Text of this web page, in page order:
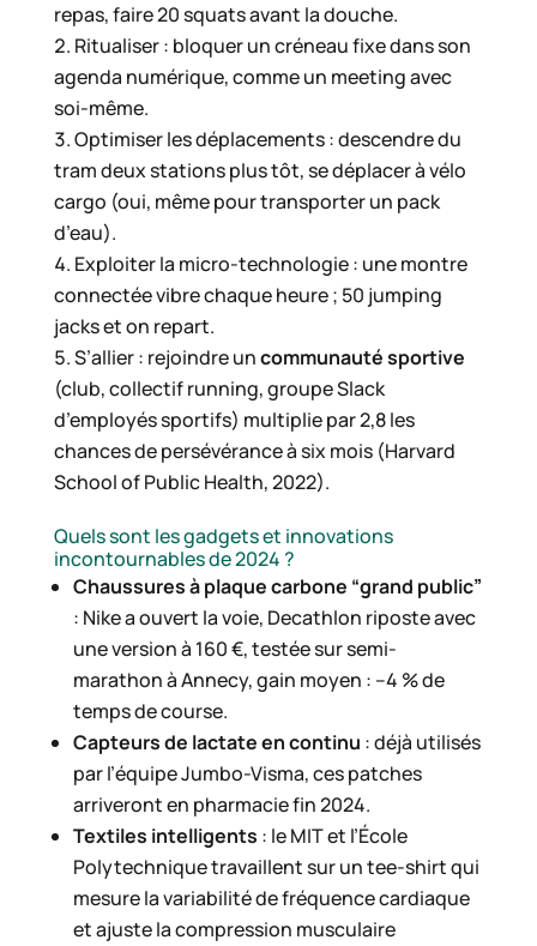
repas, faire 20 squats avant la douche.
Ritualiser : bloquer un créneau fixe dans son
agenda numérique, comme un meeting avec
soi-même.
Optimiser les déplacements : descendre du
tram deux stations plus tôt, se déplacer à vélo
cargo (oui, même pour transporter un pack
d’eau).
Exploiter la micro-technologie : une montre
connectée vibre chaque heure ; 50 jumping
jacks et on repart.
S’allier : rejoindre uncommunauté sportive
(club, collectif running, groupe Slack
d’employés sportifs) multiplie par 2,8 les
chances de persévérance à six mois (Harvard
School of Public Health, 2022).
Quels sont les gadgets et innovations
incontournables de 2024 ?
Chaussures à plaque carbone “grand public”
: Nike a ouvert la voie, Decathlon riposte avec
une version à 160 €, testée sur semi-
marathon à Annecy, gain moyen : –4 % de
temps de course.
Capteurs de lactate en continu : déjà utilisés
par l’équipe Jumbo-Visma, ces patches
arriveront en pharmacie fin 2024.
Textiles intelligents : le MIT et l’École
Polytechnique travaillent sur un tee-shirt qui
mesure la variabilité de fréquence cardiaque
et ajuste la compression musculaire